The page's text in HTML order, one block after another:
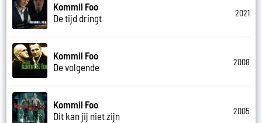
Kommil Foo
De tijd dringt
2021
Kommil Foo
De volgende
2008
Kommil Foo
Dit kan jij niet zijn
2005